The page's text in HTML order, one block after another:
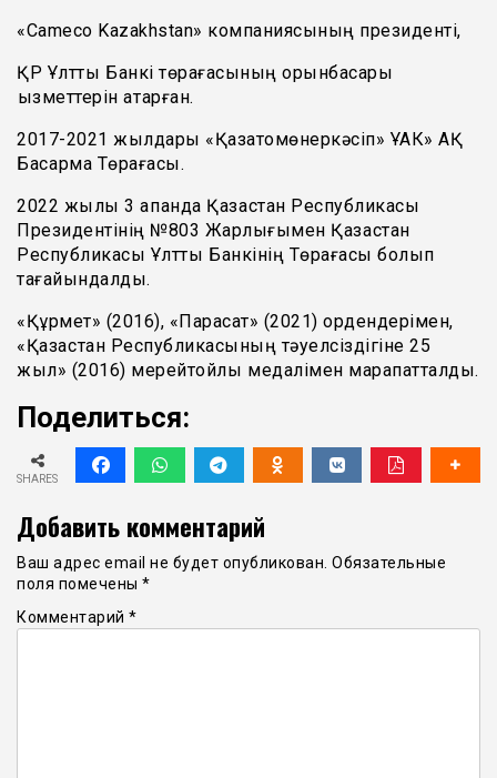
«Cameco Kazakhstan» компаниясының президенті,
ҚР Ұлттық Банкі төрағасының орынбасары
қызметтерін атқарған.
2017-2021 жылдары «Қазатомөнеркәсіп» ҰАК» АҚ
Басқарма Төрағасы.
2022 жылы 3 ақпанда Қазақстан Республикасы
Президентінің №803 Жарлығымен Қазақстан
Республикасы Ұлттық Банкінің Төрағасы болып
тағайындалды.
«Құрмет» (2016), «Парасат» (2021) ордендерімен,
«Қазақстан Республикасының тәуелсіздігіне 25
жыл» (2016) мерейтойлық медалімен марапатталды.
Поделиться:
SHARES
Добавить комментарий
Ваш адрес email не будет опубликован. Обязательные
поля помечены *
Комментарий *